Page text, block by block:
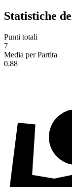
Statistiche
Punti totali
7
Media per Partita
0.88